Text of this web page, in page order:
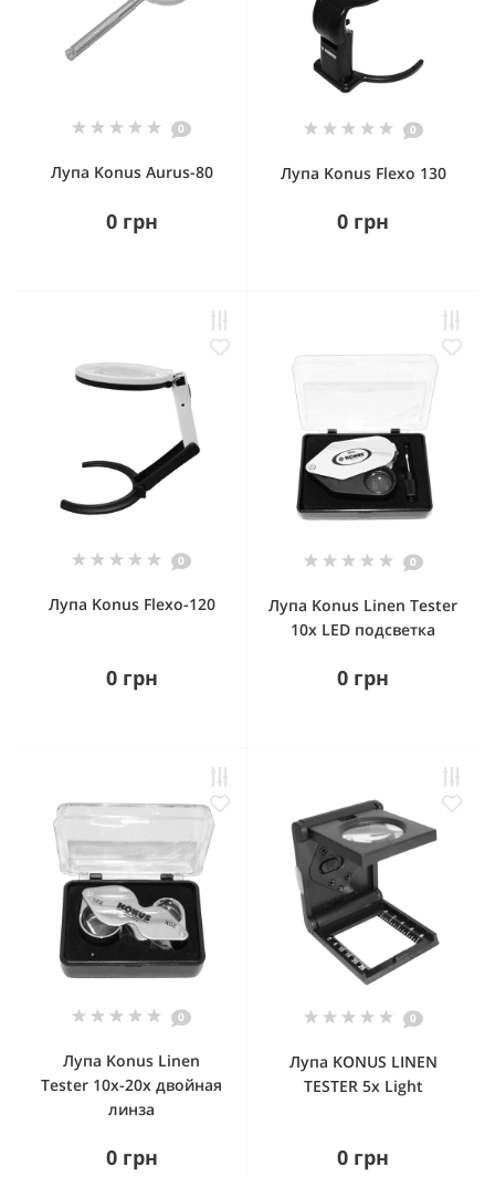
0
Лупа Konus Aurus-80
0 грн
0
Лупа Konus Flexo 130
0 грн
0
Лупа Konus Flexo-120
0 грн
0
Лупа Konus Linen Tester
10x LED подсветка
0 грн
0
Лупа Konus Linen
Tester 10x-20x двойная
линза
0 грн
0
Лупа KONUS LINEN
TESTER 5x Light
0 грн